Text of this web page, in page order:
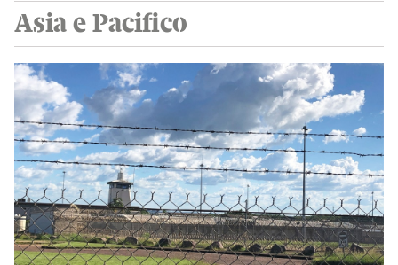
Asia e Pacifico